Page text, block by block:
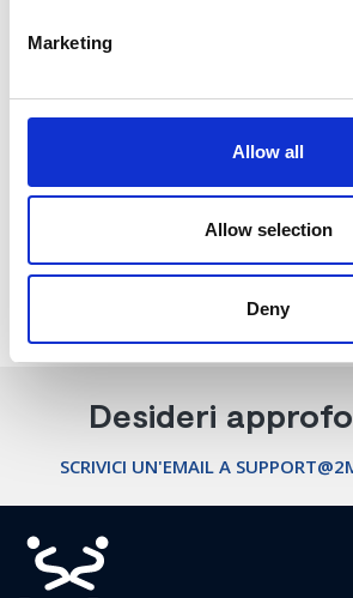
Marketing
Allow all
Allow selection
Deny
Quote tipo A: Diritto di
diritto di prelazione
Desideri
SCRIVICI UN'EMAIL A